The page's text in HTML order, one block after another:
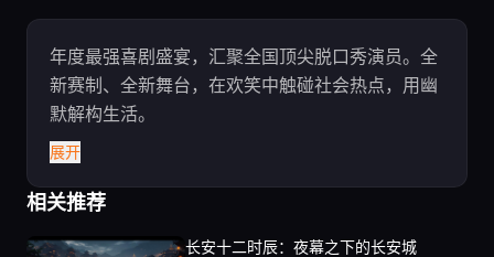
年度最强喜剧盛宴，汇聚全国顶尖脱口秀演员。全
新赛制、全新舞台，在欢笑中触碰社会热点，用幽
默解构生活。
展开
相关推荐
长安十二时辰：夜幕之下的长安城